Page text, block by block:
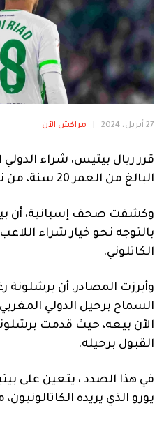
حوادث
دولية
المرأة
آراء
27 أبريل، 2024 مراكش الآن
قرر ريال بيتيس، شراء
البالغ من العمر 20 سنة، من نادي برشلونة.
وكشفت صحف إسبانية، أن
بالتوجه نحو خيار شراء
الكاتلوني.
وأبرزت المصادر، أن برشلونة
السماح برحيل الدولي
الآن بيعه، حيث قدمت
القبول برحيله.
يورو الذي يريده